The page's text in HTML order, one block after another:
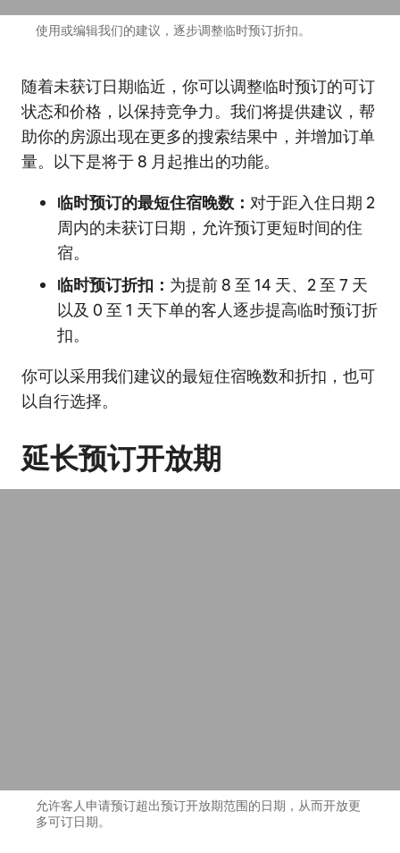
使用或编辑我们的建议，逐步调整临时预订折扣。
随着未获订日期临近，你可以调整临时预订的可订
状态和价格，以保持竞争力。我们将提供建议，帮
助你的房源出现在更多的搜索结果中，并增加订单
量。以下是将于 8 月起推出的功能。
临时预订的最短住宿晚数： 对于距入住日期 2
周内的未获订日期，允许预订更短时间的住
宿。
临时预订折扣： 为提前 8 至 14 天、2 至 7 天
以及 0 至 1 天下单的客人逐步提高临时预订折
扣。
你可以采用我们建议的最短住宿晚数和折扣，也可
以自行选择。
延长预订开放期
允许客人申请预订超出预订开放期范围的日期，从而开放更
多可订日期。